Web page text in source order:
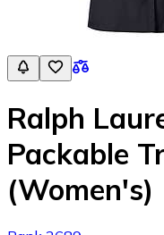
Ralph
Packable
(Women's)